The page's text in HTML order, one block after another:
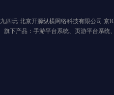
九四玩·北京开源纵横网络科技有限公司 京
旗下产品：手游平台系统、页游平台系统